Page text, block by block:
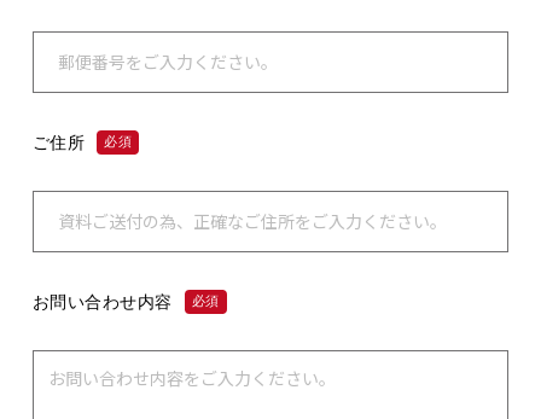
ご住所 必須
お問い合わせ内容 必須